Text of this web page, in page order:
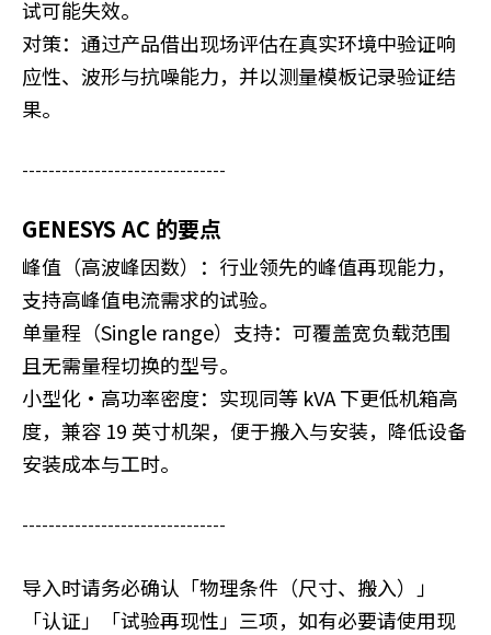
试可能失效。
对策：通过产品借出现场评估在真实环境中验证响
应性、波形与抗噪能力，并以测量模板记录验证结
果。
-------------------------------
GENESYS AC 的要点
峰值（高波峰因数）：行业领先的峰值再现能力，
支持高峰值电流需求的试验。
单量程（Single range）支持：可覆盖宽负载范围
且无需量程切换的型号。
小型化·高功率密度：实现同等 kVA 下更低机箱高
度，兼容 19 英寸机架，便于搬入与安装，降低设备
安装成本与工时。
-------------------------------
导入时请务必确认「物理条件（尺寸、搬入）」
「认证」「试验再现性」三项，如有必要请使用现